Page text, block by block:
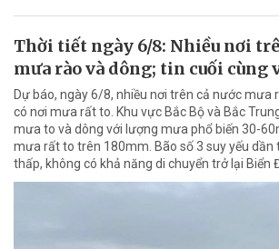
Thời tiết ngày 6/8: Nhiều nơi
mưa rào và dông; tin cuối cùng
Dự báo, ngày 6/8, nhiều nơi trên cả nước mưa
có nơi mưa rất to. Khu vực Bắc Bộ và Bắc
mưa to và dông với lượng mưa phổ biến 30-
mưa rất to trên 180mm. Bão số 3 suy yếu dần
thấp, không có khả năng di chuyển trở lại Biển